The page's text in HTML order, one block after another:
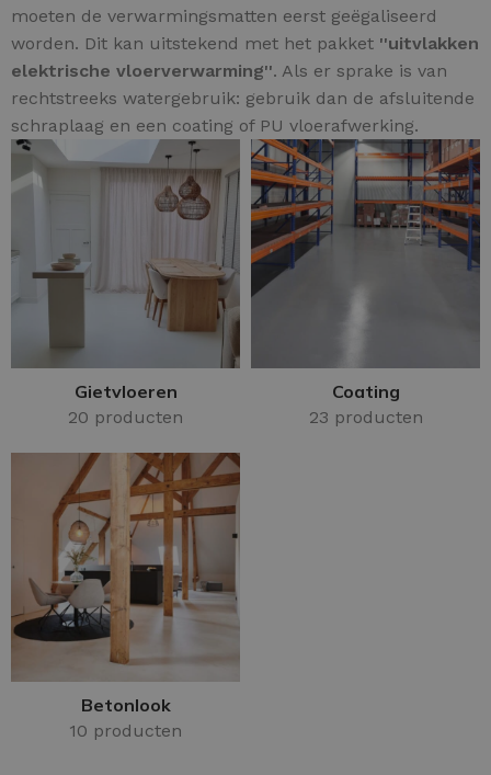
moeten de verwarmingsmatten eerst geëgaliseerd
worden. Dit kan uitstekend met het pakket ''uitvlakken
elektrische vloerverwarming''. Als er sprake is van
rechtstreeks watergebruik: gebruik dan de afsluitende
schraplaag en een coating of PU vloerafwerking.
Gietvloeren
20 producten
Coating
23 producten
Betonlook
10 producten